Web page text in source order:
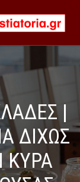
|
ΔΙΧΩΣ
ΚΥΡΑ